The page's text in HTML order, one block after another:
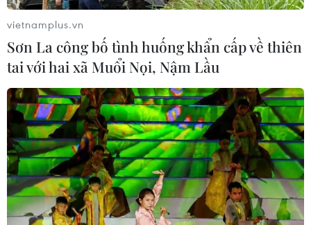
vietnamplus.vn
Sơn La công bố tình huống khẩn cấp về thiên
tai với hai xã Muổi Nọi, Nậm Lầu